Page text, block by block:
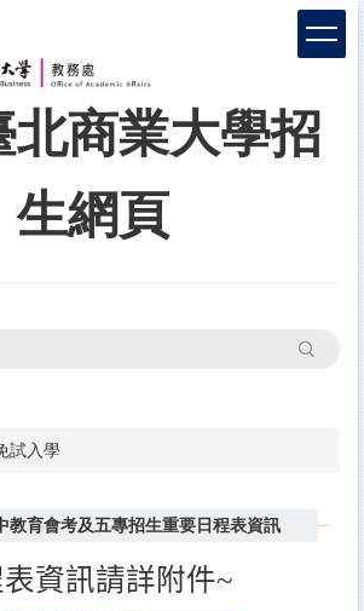
北商業大學招
生網頁
搜尋
試入學
教育會考及五專招生重要日程表資訊
資訊請詳附件~